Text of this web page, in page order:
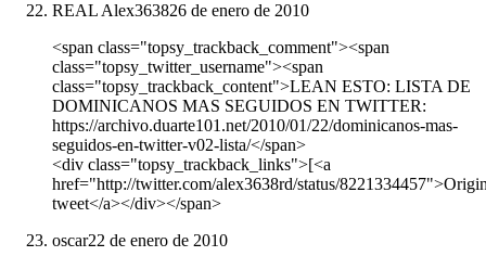
REAL Alex363826 de enero de 2010
<span class="topsy_trackback_comment"><span
class="topsy_twitter_username"><span
class="topsy_trackback_content">LEAN ESTO: LISTA DE
DOMINICANOS MAS SEGUIDOS EN TWITTER:
https://archivo.duarte101.net/2010/01/22/dominicanos-mas-
seguidos-en-twitter-v02-lista/</span>
<div class="topsy_trackback_links">[<a
href="http://twitter.com/alex3638rd/status/
tweet</a></div></span>
oscar22 de enero de 2010